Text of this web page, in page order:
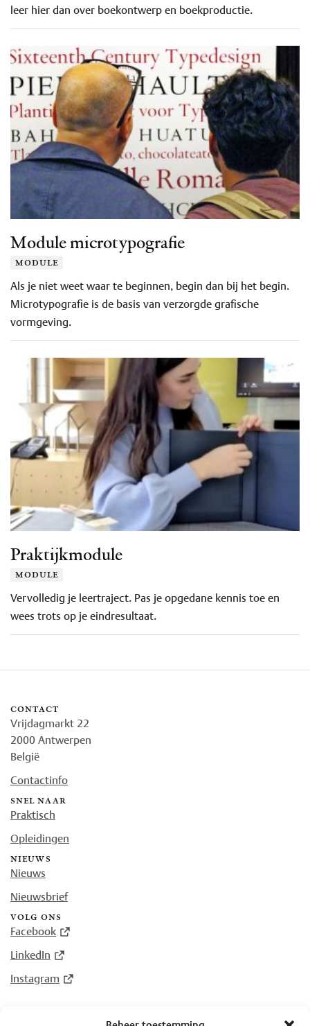
leer hier dan over boekontwerp en boekproductie.
Module microtypografie
module
Als je niet weet waar te beginnen, begin dan bij het begin.
Microtypografie is de basis van verzorgde grafische
vormgeving.
Praktijkmodule
module
Vervolledig je leertraject. Pas je opgedane kennis toe en
wees trots op je eindresultaat.
contact
Vrijdagmarkt 22
2000 Antwerpen
België
Contactinfo
snel naar
Praktisch
Opleidingen
nieuws
Nieuws
Nieuwsbrief
volg ons
Facebook
LinkedIn
Instagram